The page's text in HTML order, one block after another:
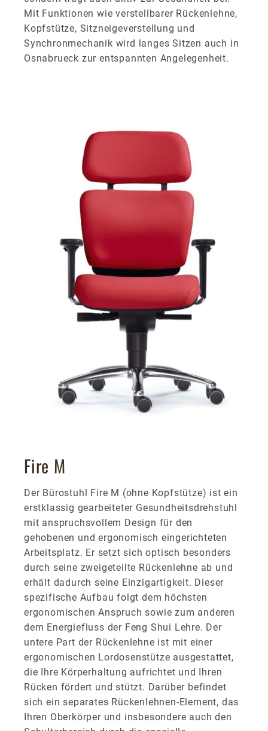
Mit Funktionen wie verstellbarer Rückenlehne,
Kopfstütze, Sitzneigeverstellung und
Synchronmechanik wird langes Sitzen auch in
Osnabrueck zur entspannten Angelegenheit.
Fire M
Der Bürostuhl Fire M (ohne Kopfstütze) ist ein
erstklassig gearbeiteter Gesundheitsdrehstuhl
mit anspruchsvollem Design für den
gehobenen und ergonomisch eingerichteten
Arbeitsplatz. Er setzt sich optisch besonders
durch seine zweigeteilte Rückenlehne ab und
erhält dadurch seine Einzigartigkeit. Dieser
spezifische Aufbau folgt dem höchsten
ergonomischen Anspruch sowie zum anderen
dem Energiefluss der Feng Shui Lehre. Der
untere Part der Rückenlehne ist mit einer
ergonomischen Lordosenstütze ausgestattet,
die Ihre Körperhaltung aufrichtet und Ihren
Rücken fördert und stützt. Darüber befindet
sich ein separates Rückenlehnen-Element, das
Ihren Oberkörper und insbesondere auch den